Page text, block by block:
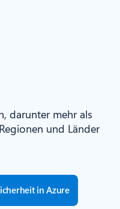
darunter mehr als
und Länder
in Azure